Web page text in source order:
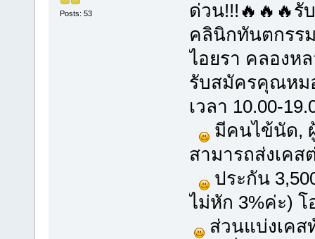
Posts: 53
ด่วน!!!🔥🔥🔥
คลินิกทันตกรร
ไอยรา คลองห
รับสมัครคุณหม
เวลา 10.00-
มีคนไข้นัด,
สามารถส่งเคส
ประกัน
ไม่หัก 3%ค่ะ)
ส่วนแบ่งเคส